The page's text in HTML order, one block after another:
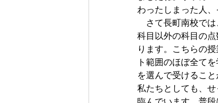
わったしまった人
さて長町南校では
科目以外の科目の
ります。こちらの
ト範囲のほぼ全て
を選んで受けるこ
私たちとしても、